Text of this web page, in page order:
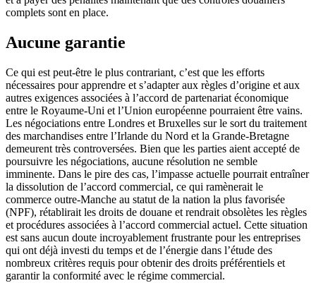
complets sont en place.
Aucune garantie
Ce qui est peut-être le plus contrariant, c’est que les efforts
nécessaires pour apprendre et s’adapter aux règles d’origine et aux
autres exigences associées à l’accord de partenariat économique
entre le Royaume-Uni et l’Union européenne pourraient être vains.
Les négociations entre Londres et Bruxelles sur le sort du traitement
des marchandises entre l’Irlande du Nord et la Grande-Bretagne
demeurent très controversées. Bien que les parties aient accepté de
poursuivre les négociations, aucune résolution ne semble
imminente. Dans le pire des cas, l’impasse actuelle pourrait entraîner
la dissolution de l’accord commercial, ce qui ramènerait le
commerce outre-Manche au statut de la nation la plus favorisée
(NPF), rétablirait les droits de douane et rendrait obsolètes les règles
et procédures associées à l’accord commercial actuel. Cette situation
est sans aucun doute incroyablement frustrante pour les entreprises
qui ont déjà investi du temps et de l’énergie dans l’étude des
nombreux critères requis pour obtenir des droits préférentiels et
garantir la conformité avec le régime commercial.